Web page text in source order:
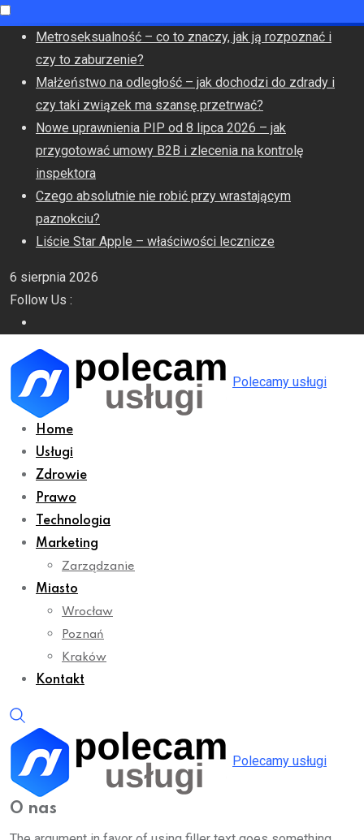
Skip
content
Metroseksualność – co to znaczy, jak ją rozpoznać i
czy to zaburzenie?
Małżeństwo na odległość – jak dochodzi do zdrady i
czy taki związek ma szansę przetrwać?
Nowe uprawnienia PIP od 8 lipca 2026 – jak
przygotować umowy B2B i zlecenia na kontrolę
inspektora
Czego absolutnie nie robić przy wrastającym
paznokciu?
Liście Star Apple – właściwości lecznicze
6 sierpnia 2026
Follow Us :
Polecamy usługi
Home
Usługi
Zdrowie
Prawo
Technologia
Marketing
Zarządzanie
Miasto
Wrocław
Poznań
Kraków
Kontakt
Polecamy usługi
O nas